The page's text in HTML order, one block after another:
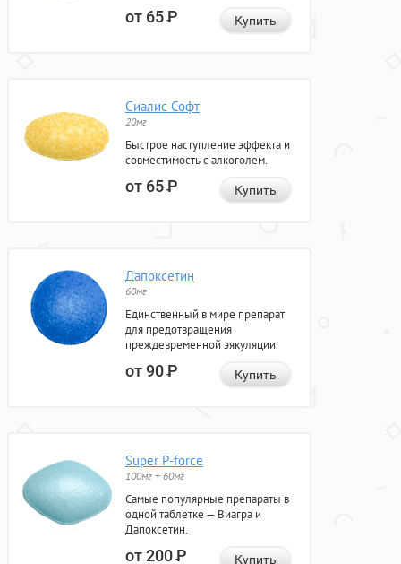
от 65Р Купить
Сиалис Софт
20мг
Быстрое наступление эффекта и
совместимость с алкоголем.
от 65Р Купить
Дапоксетин
60мг
Единственный в мире препарат
для предотвращения
преждевременной эякуляции.
от 90Р Купить
Super P-force
100мг + 60мг
Самые популярные препараты в
одной таблетке — Виагра и
Дапоксетин.
от 200Р Купить